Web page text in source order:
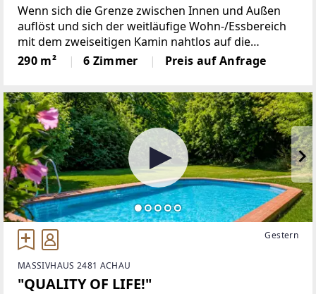
Wenn sich die Grenze zwischen Innen und Außen
auflöst und sich der weitläufige Wohn-/Essbereich
mit dem zweiseitigen Kamin nahtlos auf die
großzügige Terrasse erstreckt. Wenn der Blick dem
schimmernden Marmorboden folgt, die nahezu
290 m² 6 Zimmer Preis auf Anfrage
Gestern
MASSIVHAUS 2481 ACHAU
"QUALITY OF LIFE!"